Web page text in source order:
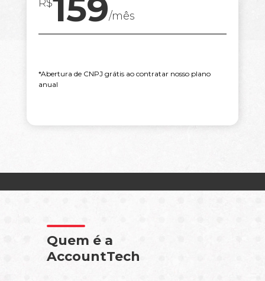
R$159/mês
*Abertura de CNPJ grátis ao contratar nosso plano
anual
Quem é a
AccountTech